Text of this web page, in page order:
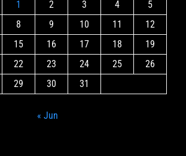
1 2 3 4
5
8 9 10 11
12
15 16 17 18
19
22 23 24 25
26
29 30 31
« Jun